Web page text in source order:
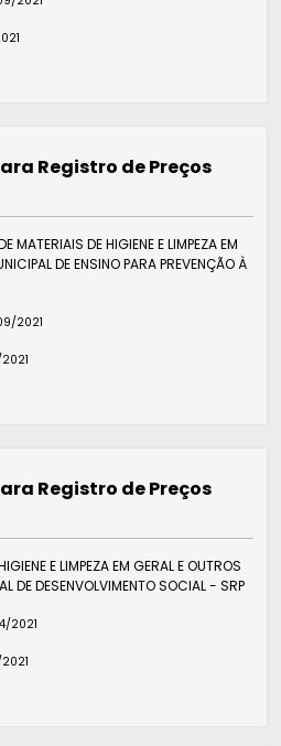
Registro de Preços
DE HIGIENE E LIMPEZA EM
DE ENSINO PARA PREVENÇÃO À
2021
Registro de Preços
E LIMPEZA EM GERAL E OUTROS
DE DESENVOLVIMENTO SOCIAL - SRP
2021